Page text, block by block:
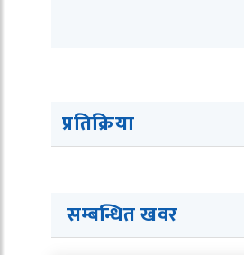
प्रतिक्रिया
सम्बन्धित खवर